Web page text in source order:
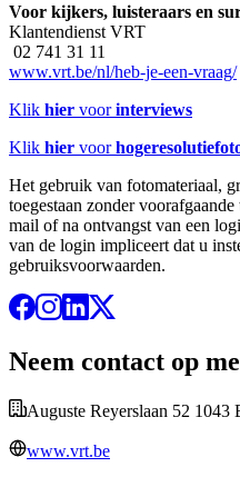
Voor kijkers, luisteraars en
Klantendienst VRT
02 741 31 11
www.vrt.be/nl/heb-je-een-vraag/
Klik hier voorinterviews
Klik hier voor
Het gebruik van fotomateriaal,
toegestaan zonder
mail of na ontvangst van een
van de login impliceert dat u
gebruiksvoorwaarden.
Neem contact op
Auguste Reyerslaan 52 1043
www.vrt.be